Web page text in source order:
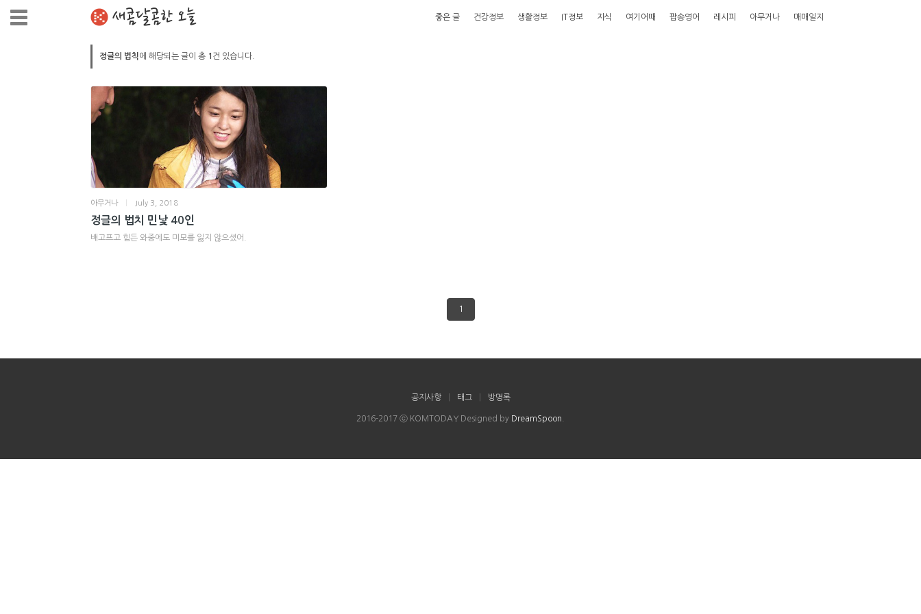
새콤달콤한 오늘 좋은 글 건강정보 생활정보 IT정보 지식 여기어때 팝송영어 레시피 아무거나 매매일지
정글의 법칙에 해당되는 글이 총 1 건 있습니다.
아무거나 July 3, 2018
정글의 법치 민낯 40인
배고프고 힘든 와중에도 미모를 잃지 않으셨어.
1
공지사항 태그 방명록
2016-2017 ⓒ KOMTODAY Designed by DreamSpoon